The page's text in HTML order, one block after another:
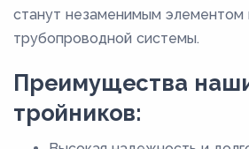
станут незаменимым элементом
трубопроводной системы.
Преимущества
тройников: